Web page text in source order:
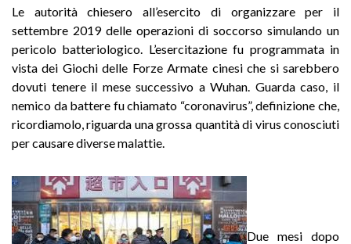
Le autorità chiesero all’esercito di organizzare per il
settembre 2019 delle operazioni di soccorso simulando un
pericolo batteriologico. L’esercitazione fu programmata in
vista dei Giochi delle Forze Armate cinesi che si sarebbero
dovuti tenere il mese successivo a Wuhan. Guarda caso, il
nemico da battere fu chiamato “coronavirus”, definizione che,
ricordiamolo, riguarda una grossa quantità di virus conosciuti
per causare diverse malattie.
Due mesi dopo